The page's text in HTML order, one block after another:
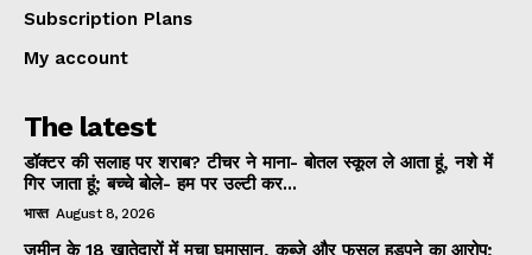
Subscription Plans
My account
The latest
डॉक्टर की सलाह पर शराब? टीचर ने माना- बोतल स्कूल ले आता हूं, नशे में
गिर जाता हूं; बच्चे बोले- हम पर उल्टी कर...
भारत August 8, 2026
जमीन के 18 खातेदारों में मचा घमासान, कब्जे और फसल हड़पने का आरोप;